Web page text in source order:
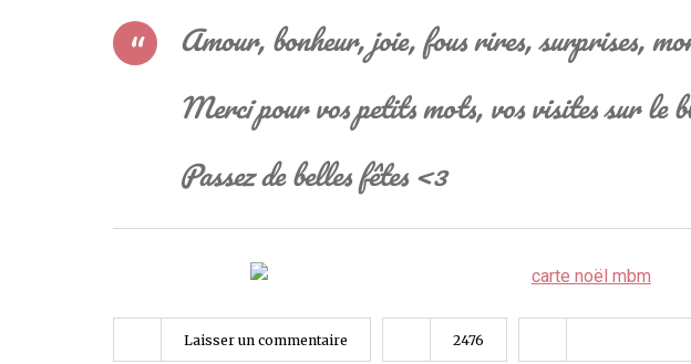
Amour, bonheur, joie, fous rires, surprises,
Merci pour vos petits mots, vos visites sur le
Passez de belles fêtes <3
Laisser un commentaire 2476